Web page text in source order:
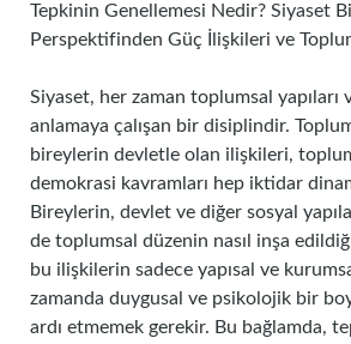
Tepkinin Genellemesi Nedir? Siyaset
Perspektifinden Güç İlişkileri ve
Siyaset, her zaman toplumsal yapıları
anlamaya çalışan bir disiplindir.
bireylerin devletle olan ilişkileri,
demokrasi kavramları hep iktidar
Bireylerin, devlet ve diğer sosyal
de toplumsal düzenin nasıl inşa
bu ilişkilerin sadece yapısal ve
zamanda duygusal ve psikolojik bir
ardı etmemek gerekir. Bu bağlamda,